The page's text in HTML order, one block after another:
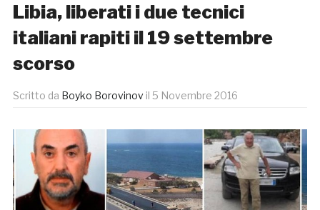
Libia, liberati i due tecnici
italiani rapiti il 19 settembre
scorso
Scritto da Boyko Borovinov il 5 Novembre 2016